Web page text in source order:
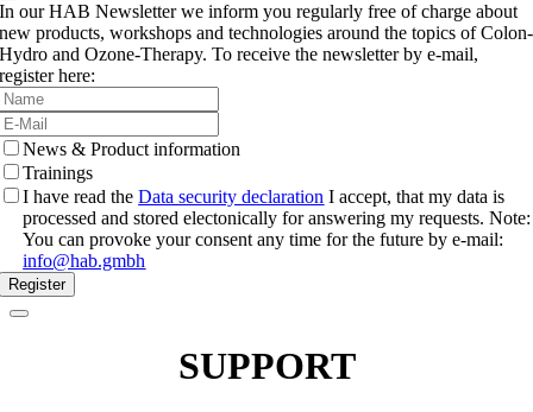
Business
Email*
In our HAB Newsletter we inform you regularly free of charge about
new products, workshops and technologies around the topics of Colon-
Hydro and Ozone-Therapy. To receive the newsletter by e-mail,
register here:
News & Product information
Trainings
I have read theData security declaration I accept, that my data is
processed and stored electonically for answering my requests. Note:
You can provoke your consent any time for the future by e-mail:
info@hab.gmbh
Register
SUPPORT